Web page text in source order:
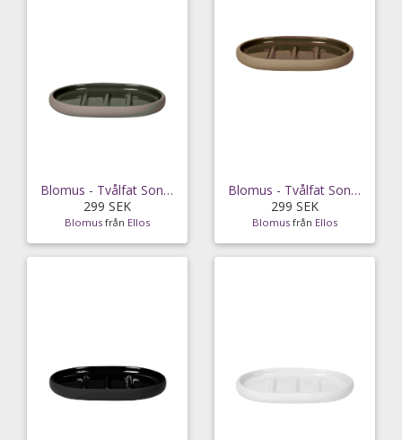
Blomus - Tvålfat Sono 13 cm - Grå
299 SEK
Blomus från Ellos
Blomus - Tvålfat Sono 13 cm - Brun
299 SEK
Blomus från Ellos